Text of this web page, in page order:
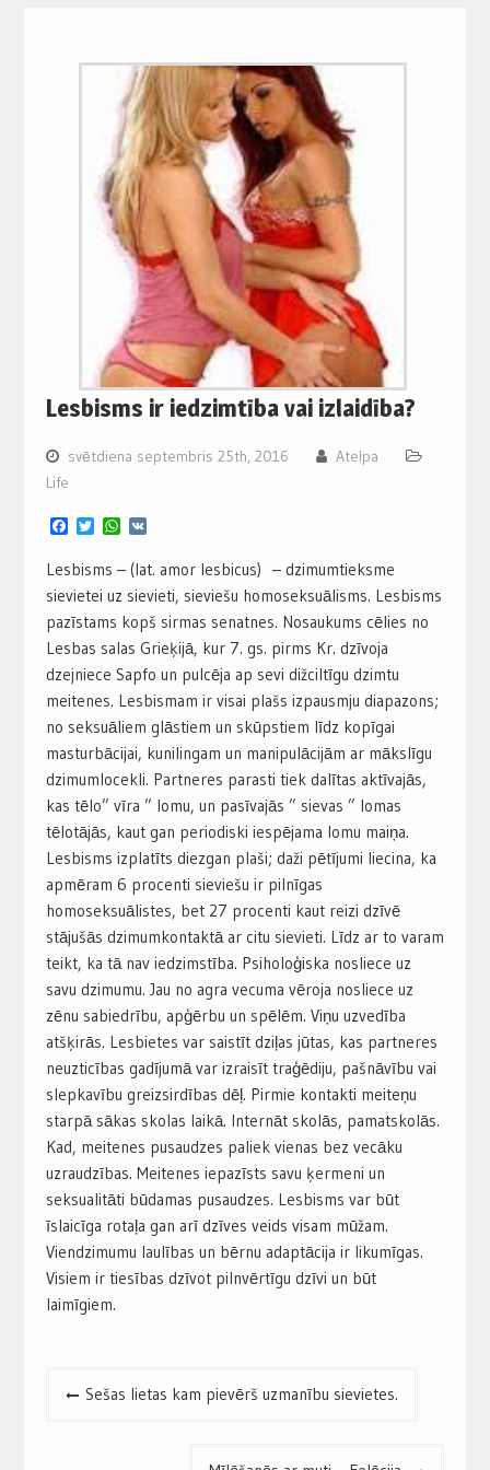
Lesbisms ir iedzimtība vai izlaidība?
svētdiena septembris 25th, 2016
Atelpa
Life
Facebook
TwitterWhatsApp
VK
Lesbisms – (lat. amor lesbicus) – dzimumtieksme
sievietei uz sievieti, sieviešu homoseksuālisms. Lesbisms
pazīstams kopš sirmas senatnes. Nosaukums cēlies no
Lesbas salas Grieķijā, kur 7. gs. pirms Kr. dzīvoja
dzejniece Sapfo un pulcēja ap sevi dižciltīgu dzimtu
meitenes. Lesbismam ir visai plašs izpausmju diapazons;
no seksuāliem glāstiem un skūpstiem līdz kopīgai
masturbācijai, kunilingam un manipulācijām ar mākslīgu
dzimumlocekli. Partneres parasti tiek dalītas aktīvajās,
kas tēlo” vīra ” lomu, un pasīvajās ” sievas ” lomas
tēlotājās, kaut gan periodiski iespējama lomu maiņa.
Lesbisms izplatīts diezgan plaši; daži pētījumi liecina, ka
apmēram 6 procenti sieviešu ir pilnīgas
homoseksuālistes, bet 27 procenti kaut reizi dzīvē
stājušās dzimumkontaktā ar citu sievieti. Līdz ar to varam
teikt, ka tā nav iedzimstība. Psiholoģiska nosliece uz
savu dzimumu. Jau no agra vecuma vēroja nosliece uz
zēnu sabiedrību, apģērbu un spēlēm. Viņu uzvedība
atšķirās. Lesbietes var saistīt dziļas jūtas, kas partneres
neuzticības gadījumā var izraisīt traģēdiju, pašnāvību vai
slepkavību greizsirdības dēļ. Pirmie kontakti meiteņu
starpā sākas skolas laikā. Internāt skolās, pamatskolās.
Kad, meitenes pusaudzes paliek vienas bez vecāku
uzraudzības. Meitenes iepazīsts savu ķermeni un
seksualitāti būdamas pusaudzes. Lesbisms var būt
īslaicīga rotaļa gan arī dzīves veids visam mūžam.
Viendzimumu laulības un bērnu adaptācija ir likumīgas.
Visiem ir tiesības dzīvot pilnvērtīgu dzīvi un būt
laimīgiem.
PostSešas lietas kam pievērš uzmanību sievietes.